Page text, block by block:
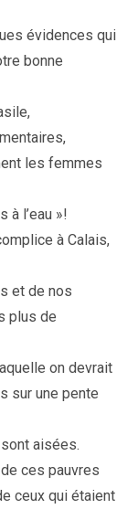
évidences qui
bonne
les femmes
à l’eau »!
à Calais,
et de nos
plus de
on devrait
sur une pente
aisées.
ces pauvres
ceux qui étaient